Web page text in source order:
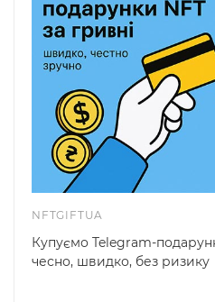
NFTGIFTUA
Купуємо Telegram-
чесно, швидко, без ризику